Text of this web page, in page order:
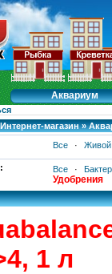
Аквариум
Интернет-магазин »
Все · Живой
Все ·
Удобрения
1 л